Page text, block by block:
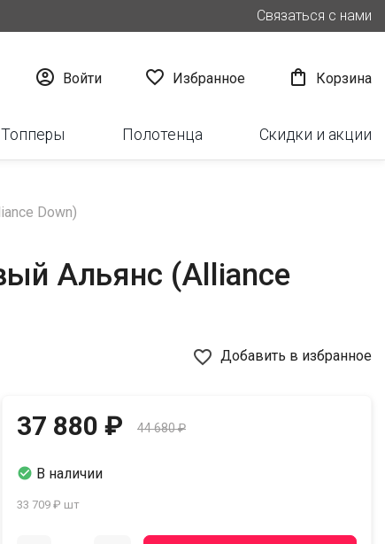
Связаться с нами
 Войти  Избранное  Корзина
Топперы Полотенца Скидки и акции
Down)
Альянс (Alliance
favorite_border Добавить в избранное
37 880 ₽ 44 680 ₽
 В наличии
33 709 ₽ шт